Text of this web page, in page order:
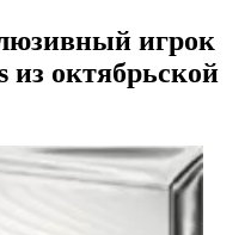
игрок
из октябрьской